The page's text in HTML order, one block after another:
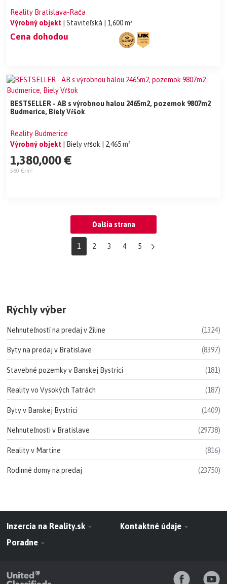
Reality Bratislava-Rača
Výrobný objekt
| Staviteľská | 1,600 m²
Cena dohodou
BESTSELLER - AB s výrobnou halou 2465m2, pozemok 9807m2
Budmerice, Biely Vŕšok
Reality Budmerice
Výrobný objekt
| Biely vŕšok | 2,465 m²
1,380,000 €
560 €/m²
Ďalšia strana
1 2 3 4 5
Rýchly výber
Nehnuteľností na predaj v Žiline (1324)
Byty na predaj v Bratislave (8397)
Stavebné pozemky v Banskej Bystrici (181)
Reality vo Vysokých Tatrách (187)
Byty v Banskej Bystrici (1409)
Nehnuteľnosti v Bratislave (29738)
Reality v Martine (816)
Rodinné domy na predaj (23750)
Inzercia na Reality.sk
Kontaktné údaje
Poradne